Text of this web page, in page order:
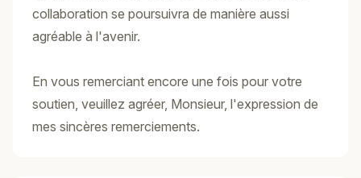
collaboration se poursuivra de manière aussi
agréable à l'avenir.
En vous remerciant encore une fois pour votre
soutien, veuillez agréer, Monsieur, l'expression de
mes sincères remerciements.